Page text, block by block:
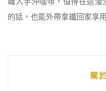
的話，也能外帶拿鐵回家享
關